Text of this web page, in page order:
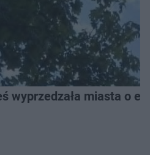
wyprzedzała miasta o